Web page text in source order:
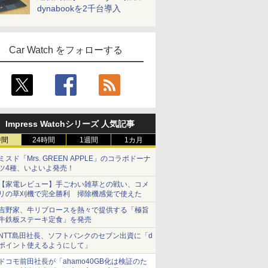
dynabookを2千台導入
Car Watch をフォローする
Impress Watchシリーズ 人気記事
24時間 1週間 1カ月
スド「Mrs. GREEN APPLE」のコラボドーナ
4種、いよいよ発売！
家電レビュー】手ごわい雑草との戦い、コメ
の草刈機で完全勝利 掃除機感覚で使えた
野家、牛リブロースを熱々で提供する「極旨
鉄板ステーキ定食」を発売
島田社長、ソフトバンクのセブン出資に「d
イント使えるようにして」
コモ前田社長が「ahamo40GB化は検証のた